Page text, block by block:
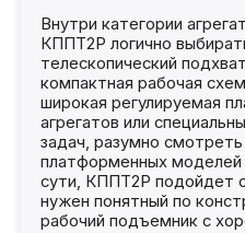
Внутри категории
КППТ2Р логично
телескопический
компактная рабочая
широкая регулируемая
агрегатов или
задач, разумно
платформенных
сути, КППТ2Р подойдет
нужен понятный по
рабочий подъемник с